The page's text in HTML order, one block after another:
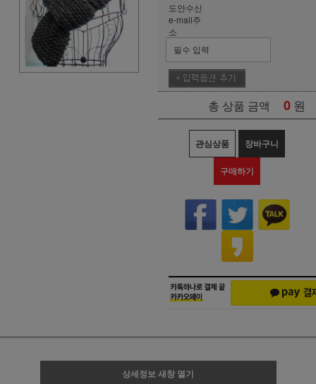
도안수신
e-mail주
소
총 상품 금액 0 원
관심상품 장바구니
구매하기
상세정보 새창 열기